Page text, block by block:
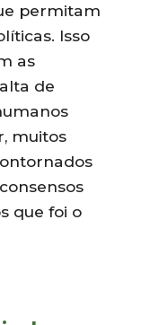
permitam
Isso
as
de
muitos
que foi o